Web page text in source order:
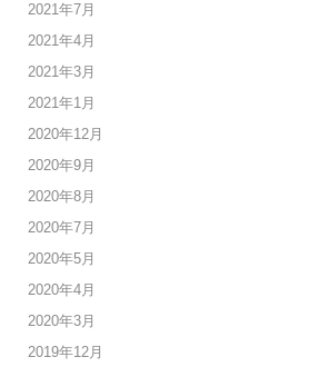
2021年7月
2021年4月
2021年3月
2021年1月
2020年12月
2020年9月
2020年8月
2020年7月
2020年5月
2020年4月
2020年3月
2019年12月